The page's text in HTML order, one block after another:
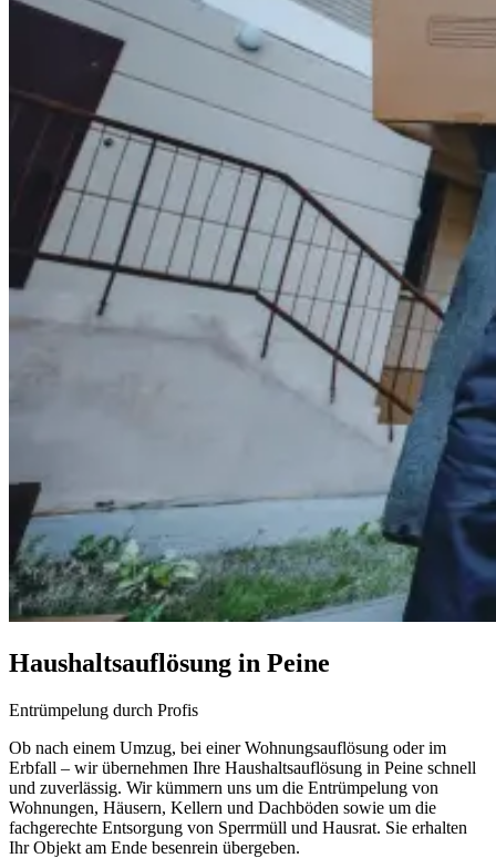
Haushaltsauflösung in Peine
Entrümpelung durch Profis
Ob nach einem Umzug, bei einer Wohnungsauflösung oder im
Erbfall – wir übernehmen Ihre Haushaltsauflösung in Peine schnell
und zuverlässig. Wir kümmern uns um die Entrümpelung von
Wohnungen, Häusern, Kellern und Dachböden sowie um die
fachgerechte Entsorgung von Sperrmüll und Hausrat. Sie erhalten
Ihr Objekt am Ende besenrein übergeben.